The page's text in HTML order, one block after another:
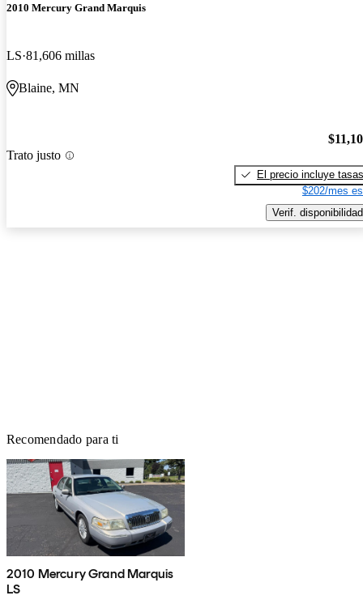
2010 Mercury Grand Marquis
LS 81,606 millas
Blaine, MN
Trato justo
El precio incluye tasas
$202/mes
Verif. disponibilidad
Recomendado para ti
2010 Mercury Grand Marquis
LS